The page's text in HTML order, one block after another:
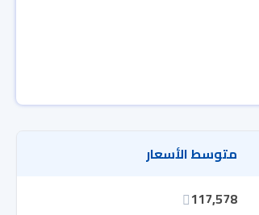
متوسط الأسعار
117,578